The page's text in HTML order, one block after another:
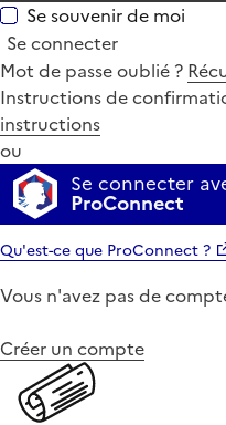
Se souvenir de moi
Se connecter
Mot de passe oublié ?
Instructions de
instructions
ou
Se connecter
ProConnect
Qu'est-ce que ProConnect ?
Vous n'avez pas de
Créer un compte